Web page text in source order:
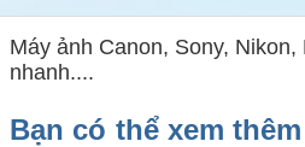
Máy ảnh Canon, Sony,
nhanh....
Bạn có thể xem